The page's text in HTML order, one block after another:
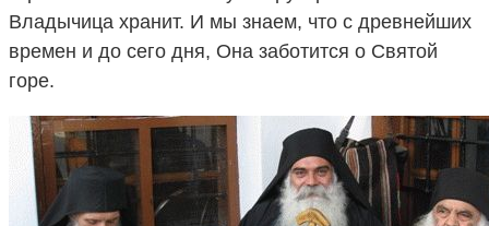
Владычица хранит. И мы знаем, что с древнейших
времен и до сего дня, Она заботится о Святой
горе.